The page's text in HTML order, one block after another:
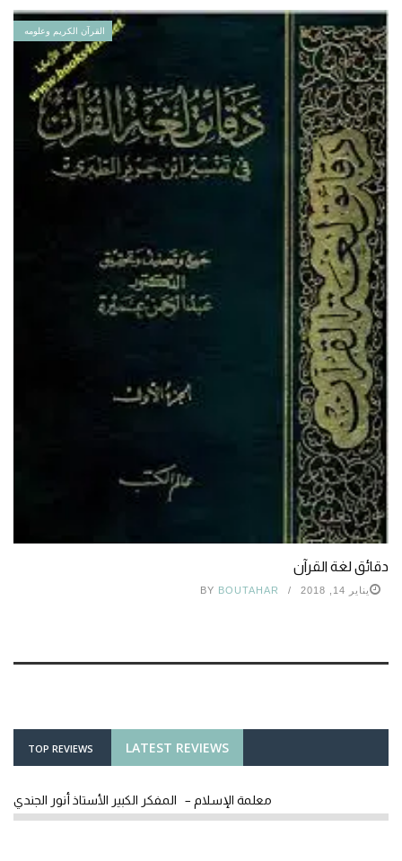
القرآن الكريم وعلومه
دقائق لغة القرآن
يناير 14, 2018 BY BOUTAHAR
LATEST REVIEWS
TOP REVIEWS
معلمة الإسلام – المفكر الكبير الأستاذ أنور الجندي